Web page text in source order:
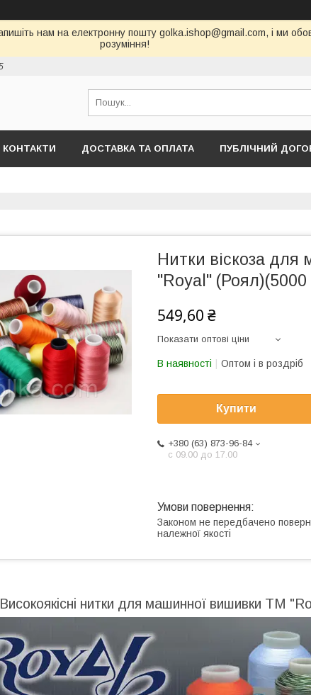
нам на електронну пошту golka.ishop@gmail.com, і ми
розуміння!
КОНТАКТИ ДОСТАВКА ТА ОПЛАТА ПУБЛІЧНИЙ
Нитки віскоза
"Royal" (Роял)(5000
549,60 ₴
Показати оптові ціни
В наявності Оптом і в роздріб
Купити
+380 (63) 873-96-84
с 09.00 до 17.00
Законом не передбачено
належної якості
Високоякісні нитки для машинної вишивки ТМ